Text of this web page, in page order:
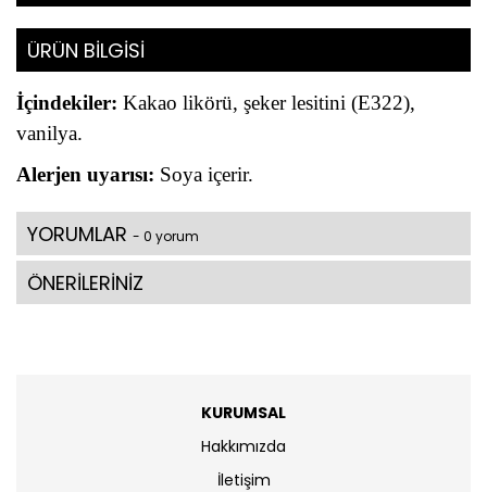
ÜRÜN BİLGİSİ
İçindekiler: Kakao likörü, şeker lesitini (E322),
vanilya.
Alerjen uyarısı: Soya içerir.
YORUMLAR - 0 yorum
ÖNERİLERİNİZ
KURUMSAL
Hakkımızda
İletişim